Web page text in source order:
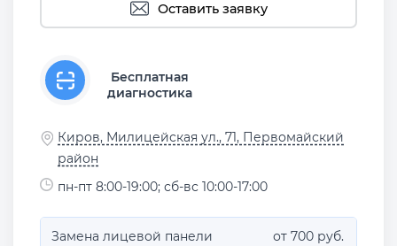
Оставить заявку
Бесплатная
диагностика
Киров, Милицейская ул., 71, Первомайский
район
пн-пт 8:00-19:00; сб-вс 10:00-17:00
Замена лицевой панели от 700 руб.